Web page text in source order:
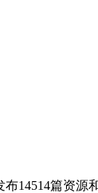
14514篇资源